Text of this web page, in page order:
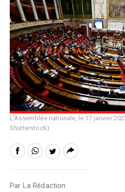
L'Assemblée nationale, le 17 janvier
Shutterstock)
Par La Rédaction